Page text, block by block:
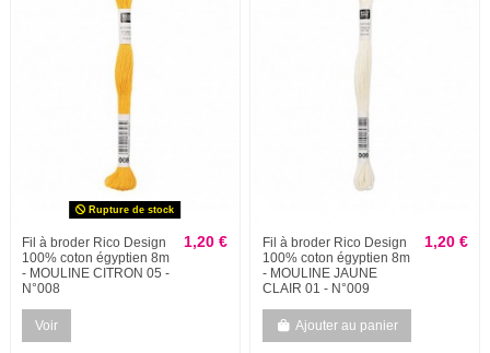
Rupture de stock
Fil à broder Rico Design
100% coton égyptien 8m
- MOULINE CITRON 05 -
N°008
1,20 €
Voir
Fil à broder Rico Design
100% coton égyptien 8m
- MOULINE JAUNE
CLAIR 01 - N°009
1,20 €
Ajouter au panier